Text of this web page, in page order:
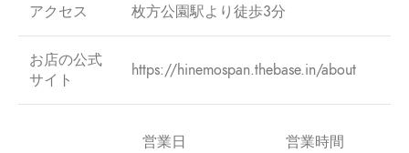
アクセス 枚方公園駅より徒歩3分
お店の公式
サイト
https://hinemospan.thebase.in/about
営業日 営業時間